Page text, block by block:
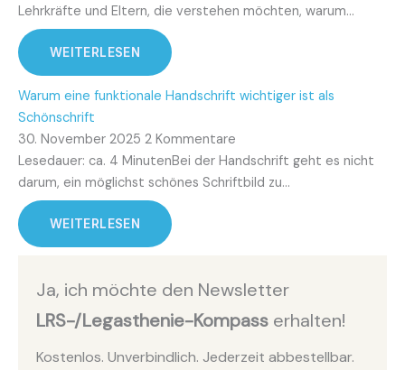
Lehrkräfte und Eltern, die verstehen möchten, warum…
WEITERLESEN
Warum eine funktionale Handschrift wichtiger ist als
Schönschrift
30. November 2025 2 Kommentare
Lesedauer: ca. 4 MinutenBei der Handschrift geht es nicht
darum, ein möglichst schönes Schriftbild zu…
WEITERLESEN
Ja, ich möchte den Newsletter
LRS-/Legasthenie-Kompass erhalten!
Kostenlos. Unverbindlich. Jederzeit abbestellbar.